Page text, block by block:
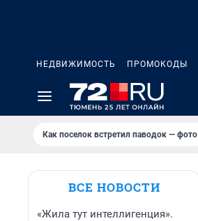
НЕДВИЖИМОСТЬ ПРОМОКОДЫ
Как поселок встретил паводок — фото
ВСЕ НОВОСТИ
«Жила тут интеллигенция».